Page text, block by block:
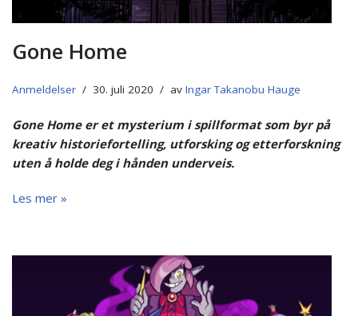
Gone Home
Anmeldelser 30. juli 2020 av Ingar Takanobu Hauge
Gone Home er et mysterium i spillformat som byr på
kreativ historiefortelling, utforsking og etterforskning
uten å holde deg i hånden underveis.
Les mer »